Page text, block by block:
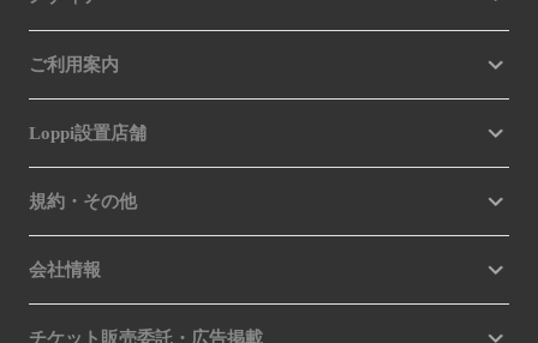
ご利用案内
Loppi設置店舗
規約・その他
会社情報
チケット販売委託・広告掲載